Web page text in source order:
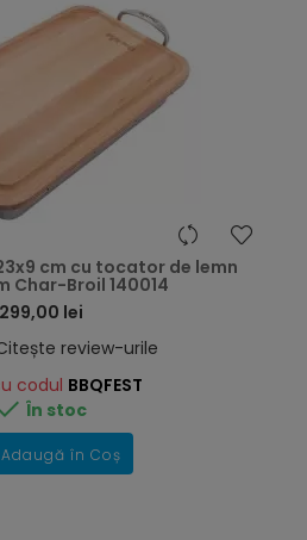
cm cu tocator de lemn
Char-Broil 140014
299,00 lei
review-urile
codul BBQFEST
În stoc
Adaugă în Coș